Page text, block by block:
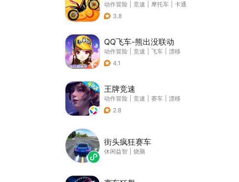
动作冒险 竞速 摩托车
卡通
3.8
QQ飞车-熊出没联动
动作冒险 竞速 飞车
漂移
4.1
王牌竞速
动作冒险 竞速 赛车
漂移
2.8
街头疯狂赛车
休闲益智 烧脑